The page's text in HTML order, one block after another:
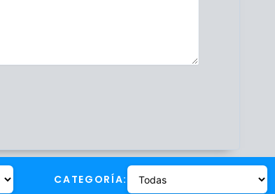
CATEGORÍA: